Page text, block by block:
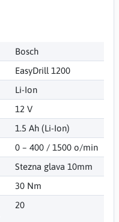
Bosch
EasyDrill 1200
Li-Ion
12 V
1.5 Ah (Li-Ion)
0 – 400 / 1500 o/min
Stezna glava 10mm
30 Nm
20